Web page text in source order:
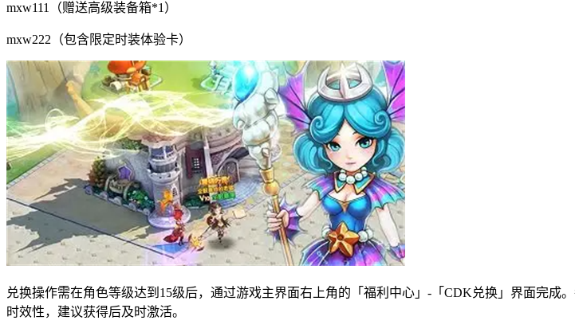
mxw111（赠送高级装备箱*1）
mxw222（包含限定时装体验卡）
兑换操作需在角色等级达到15级后，通过游戏主界面右上角的「福利中心」-「CDK兑换」界面完
时效性，建议获得后及时激活。